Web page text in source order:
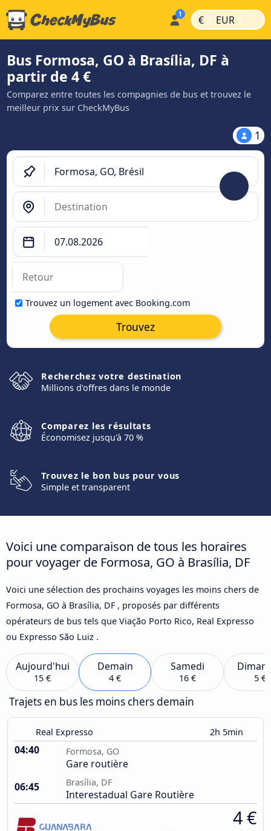
€ | EUR |
Bus Formosa, GO à Brasília, DF à
partir de 4 €
Comparez entre toutes les compagnies de bus et trouvez le
meilleur prix sur CheckMyBus
1
Trouvez un logement avec Booking.com
Trouvez
Recherchez votre destination
Millions d'offres dans le monde
Comparez les résultats
Économisez jusqu'à 70 %
Trouvez le bon bus pour vous
Simple et transparent
Voici une comparaison de tous les horaires
pour voyager de Formosa, GO à Brasília, DF
Voici une sélection des prochains voyages les moins chers de
Formosa, GO à Brasília, DF , proposés par différents
opérateurs de bus tels que Viação Porto Rico, Real Expresso
ou Expresso São Luiz .
Aujourd'hui
15 €
Demain
4 €
Samedi
16 € 5 €
Trajets en bus les moins chers demain
Real Expresso 2h 5min
04:40 Formosa, GO
Gare routière
06:45
Brasília, DF
Interestadual Gare Routière
4 €